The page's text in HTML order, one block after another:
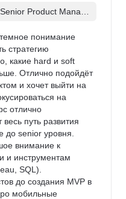
готов
Product Manag
понимание
стратегию
какие hard и soft
Отлично подойдёт
и хочет выйти на
на
отлично
путь развития
до senior уровня.
внимание к
и инструментам
SQL).
до создания MVP в
мобильные